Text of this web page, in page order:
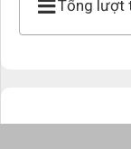
Tổng lượt